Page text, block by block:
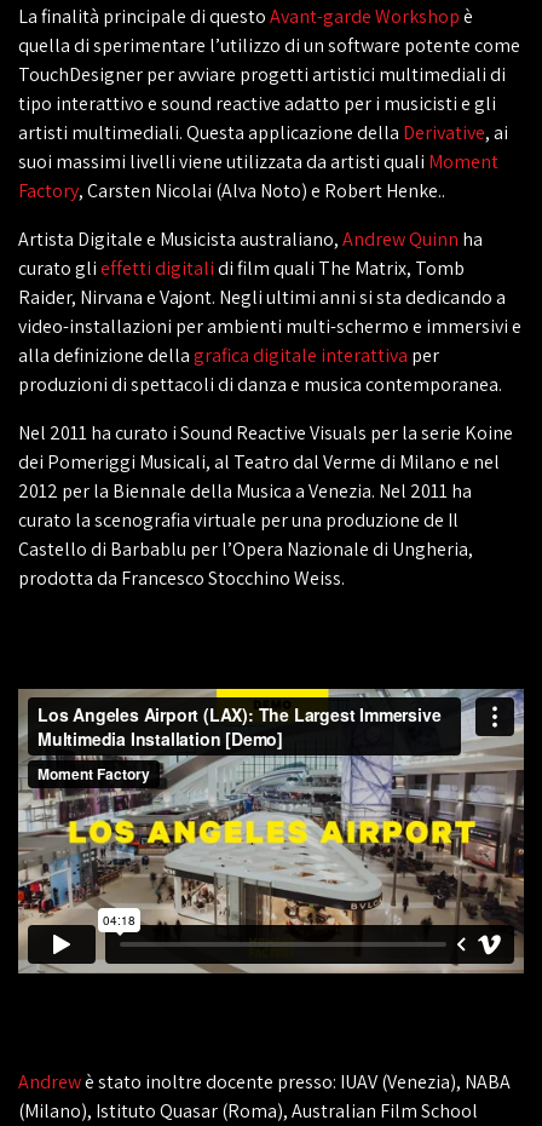
La finalità principale di questoAvant-garde Workshopè
quella di sperimentare l’utilizzo di un software potente come
TouchDesigner per avviare progetti artistici multimediali di
tipo interattivo e sound reactive adatto per i musicisti e gli
artisti multimediali. Questa applicazione della Derivative, ai
suoi massimi livelli viene utilizzata da artisti quali Moment
Factory, Carsten Nicolai (Alva Noto) e Robert Henke..
Artista Digitale e Musicista australiano,Andrew Quinn ha
curato glieffetti digitalidi film quali The Matrix, Tomb
Raider, Nirvana e Vajont. Negli ultimi anni si sta dedicando a
video-installazioni per ambienti multi-schermo e immersivi e
alla definizione dellagrafica digitale interattiva per
produzioni di spettacoli di danza e musica contemporanea.
Nel 2011 ha curato i Sound Reactive Visuals per la serie Koine
dei Pomeriggi Musicali, al Teatro dal Verme di Milano e nel
2012 per la Biennale della Musica a Venezia. Nel 2011 ha
curato la scenografia virtuale per una produzione de Il
Castello di Barbablu per l’Opera Nazionale di Ungheria,
prodotta da Francesco Stocchino Weiss.
Andrewè stato inoltre docente presso: IUAV (Venezia), NABA
(Milano), Istituto Quasar (Roma), Australian Film School